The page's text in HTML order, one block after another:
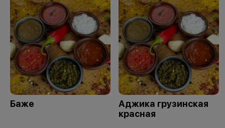
Баже
Аджика грузинская
красная